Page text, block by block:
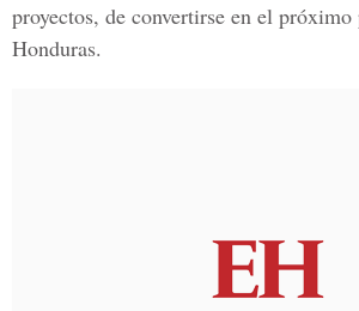
proyectos, de convertirse en el próximo
Honduras.